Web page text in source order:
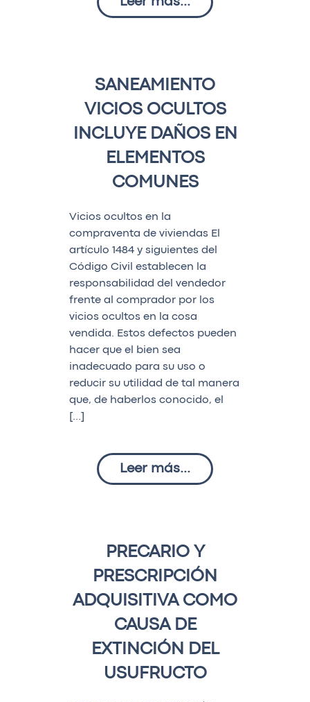
SANEAMIENTO
VICIOS OCULTOS
INCLUYE DAÑOS EN
ELEMENTOS
COMUNES
Vicios ocultos en la
compraventa de viviendas El
artículo 1484 y siguientes del
Código Civil establecen la
responsabilidad del vendedor
frente al comprador por los
vicios ocultos en la cosa
vendida. Estos defectos pueden
hacer que el bien sea
inadecuado para su uso o
reducir su utilidad de tal manera
que, de haberlos conocido, el
[…]
Leer más...
PRECARIO Y
PRESCRIPCIÓN
ADQUISITIVA COMO
CAUSA DE
EXTINCIÓN DEL
USUFRUCTO